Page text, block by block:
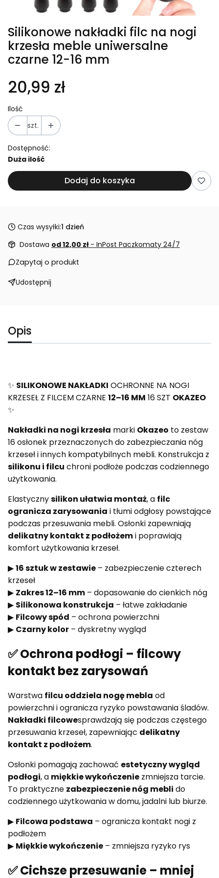
Silikonowe nakładki filc na nogi
krzesła meble uniwersalne
czarne 12-16 mm
20,99 zł
Ilość
szt.
Dostępność:
Duża ilość
Dodaj do koszyka
Czas wysyłki:1 dzień
Dostawa od 12,00 zł - InPost Paczkomaty 24/7
Zapytaj o produkt
Udostępnij
Opis
✨ SILIKONOWE NAKŁADKI OCHRONNE NA NOGI
KRZESEŁ Z FILCEM CZARNE 12–16 MM 16 SZT OKAZEO
✨
Nakładki na nogi krzesła marki Okazeo to zestaw
16 osłonek przeznaczonych do zabezpieczania nóg
krzeseł i innych kompatybilnych mebli. Konstrukcja z
silikonu i filcu chroni podłoże podczas codziennego
użytkowania.
Elastycznysilikon ułatwia montaż, a filc
ogranicza zarysowania i tłumi odgłosy powstające
podczas przesuwania mebli. Osłonki zapewniają
delikatny kontakt z podłożemi poprawiają
komfort użytkowania krzeseł.
▶16 sztuk w zestawie – zabezpieczenie czterech
krzeseł
▶ Zakres 12–16 mm – dopasowanie do cienkich nóg
▶ Silikonowa konstrukcja – łatwe zakładanie
▶ Filcowy spód – ochrona powierzchni
▶ Czarny kolor – dyskretny wygląd
✅ Ochrona podłogi – filcowy
kontakt bez zarysowań
Warstwa filcu oddziela nogę mebla od
powierzchni i ogranicza ryzyko powstawania śladów.
Nakładki filcowesprawdzają się podczas częstego
przesuwania krzeseł, zapewniając delikatny
kontakt z podłożem.
Osłonki pomagają zachować estetyczny wygląd
podłogi, a miękkie wykończenie zmniejsza tarcie.
To praktyczne zabezpieczenie nóg mebli do
codziennego użytkowania w domu, jadalni lub biurze.
▶ Filcowa podstawa – ogranicza kontakt nogi z
podłożem
▶ Miękkie wykończenie – zmniejsza ryzyko rys
✅ Cichsze przesuwanie – mniej